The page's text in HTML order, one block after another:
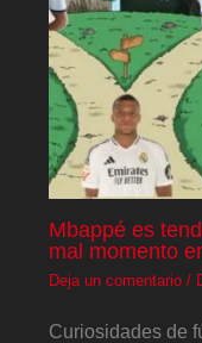
Mbappé es
mal momento
Deja un comentario /
Curiosidades de